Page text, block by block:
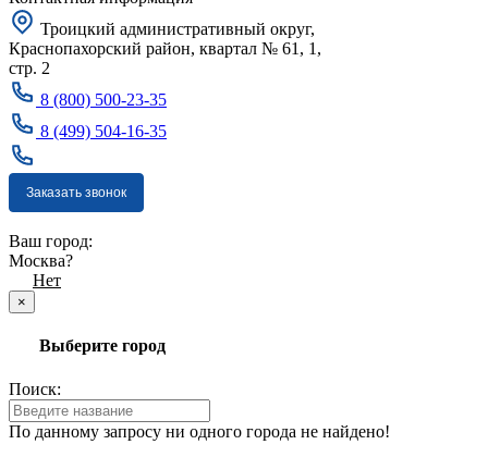
Троицкий административный округ,
Краснопахорский район, квартал № 61, 1,
стр. 2
8 (800) 500-23-35
8 (499) 504-16-35
Заказать звонок
Ваш город:
Москва?
Нет
×
Выберите город
Поиск:
По данному запросу ни одного города не найдено!